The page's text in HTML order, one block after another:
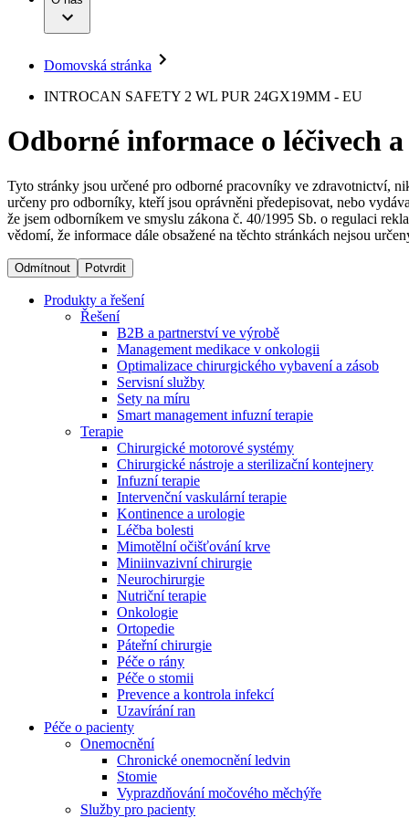
Léčba bolesti
Mimotělní očišťování krve
Neurochirurgie
Onkologie
Ortopedie
Péče o rány
Péče o stomii
Prevence a kontrola infekcí
Uzavírání ran
Terapie
Onemocnění
B. Braun Avitum
Vaše příležitost​
Nabídky pracovních míst
Objevte své kariérní příležitosti ​v B. Braun. Vyhledejte náš trh
Média
Tiskové zprávy
Kontakt
Registrace k odběru newsletteru
Společnost
Odpovědnost
Domovská stránka
INTROCAN SAFETY 2 WL PUR 24GX19MM - EU
Odborné informace o léčivech
Tyto stránky jsou určené pro odborné pracovníky ve zdravotnictví,
určeny pro odborníky, kteří jsou oprávněni předepisovat, nebo
že jsem odborníkem ve smyslu zákona č. 40/1995 Sb. o regulaci
vědomí, že informace dále obsažené na těchto stránkách nejsou
Odmítnout Potvrdit
Produkty a řešení
Řešení
B2B a partnerství ve výrobě
Management medikace v onkologii
Optimalizace chirurgického vybavení a zásob
Servisní služby
Sety na míru
Smart management infuzní terapie​
Terapie
Chirurgické motorové systémy
Chirurgické nástroje a sterilizační kontejnery
Infuzní terapie
Intervenční vaskulární terapie
Kontinence a urologie
Léčba bolesti
Mimotělní očišťování krve
Miniinvazivní chirurgie
Neurochirurgie
Nutriční terapie
Onkologie
Ortopedie
Páteřní chirurgie
Péče o rány
Péče o stomii
Prevence a kontrola infekcí
Uzavírání ran
Péče o pacienty
Onemocnění
Chronické onemocnění ledvin
Stomie
Vyprazdňování močového měchýře
Služby pro pacienty